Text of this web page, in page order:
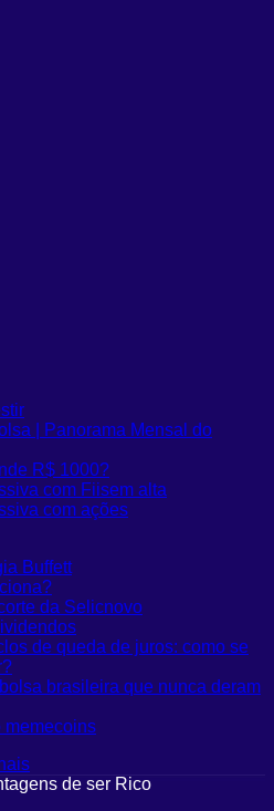
| Panorama Mensal do
R$ 1000?
com Fiisem alta
com ações
Buffett
da Selicnovo
de queda de juros: como se
brasileira que nunca deram
memecoins
de ser Rico